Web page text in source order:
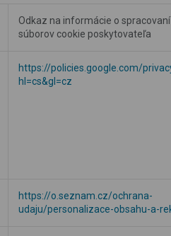
Odkaz na informácie o
súborov cookie poskytovateľa
https://policies.google.com/
hl=cs&gl=cz
https://o.seznam.cz/ochrana-
udaju/personalizace-obsahu-a-